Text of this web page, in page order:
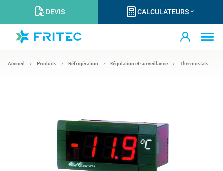
DEVIS CALCULATEURS
Accueil Produits Réfrigération Régulation et surveillance Thermostats